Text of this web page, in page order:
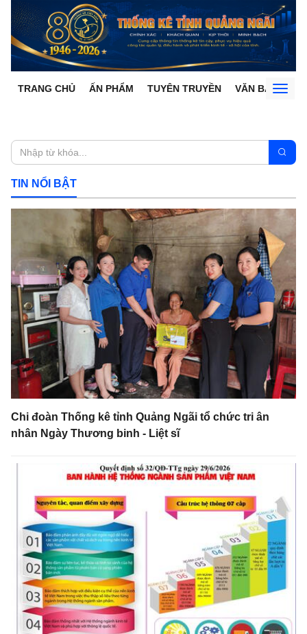
TRANG CHỦ ẤN PHẨM TUYÊN TRUYỀN VĂN BẢN
TIN NỔI BẬT
Chi đoàn Thống kê tỉnh Quảng Ngãi tổ chức tri ân
nhân Ngày Thương binh - Liệt sĩ